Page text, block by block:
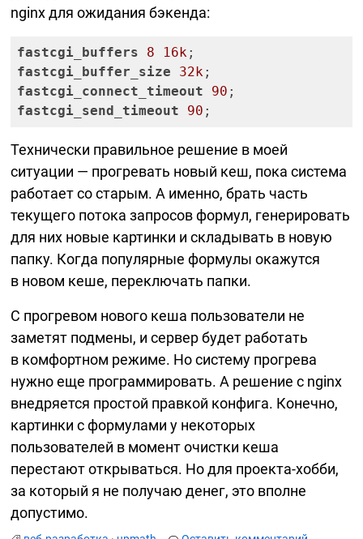
nginx для ожидания бэкенда:
fastcgi_buffers 8 16k
fastcgi_buffer_size
32k
fastcgi_connect_timeout
90
fastcgi_send_timeout
90 ;
Технически правильное решение в моей
ситуации — прогревать новый кеш, пока система
работает со старым. А именно, брать часть
текущего потока запросов формул, генерировать
для них новые картинки и складывать в новую
папку. Когда популярные формулы окажутся
в новом кеше, переключать папки.
С прогревом нового кеша пользователи не
заметят подмены, и сервер будет работать
в комфортном режиме. Но систему прогрева
нужно еще программировать. А решение с nginx
внедряется простой правкой конфига. Конечно,
картинки с формулами у некоторых
пользователей в момент очистки кеша
перестают открываться. Но для проекта-хобби,
за который я не получаю денег, это вполне
допустимо.